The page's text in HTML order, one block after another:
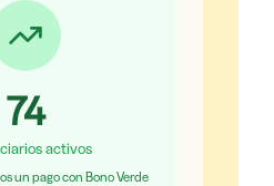
74
activos
un pago con Bono Verde